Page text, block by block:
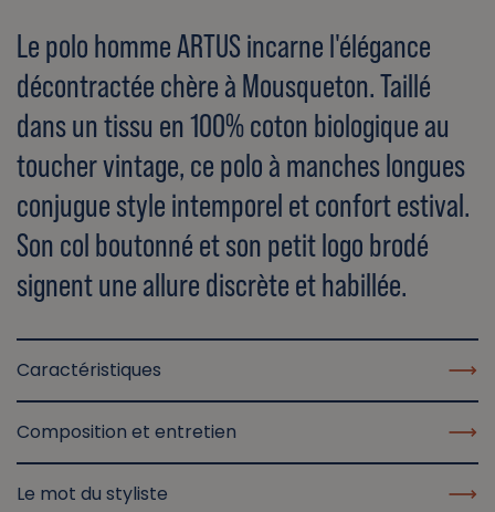
Le polo homme ARTUS incarne l'élégance
décontractée chère à Mousqueton. Taillé
dans un tissu en 100% coton biologique au
toucher vintage, ce polo à manches longues
conjugue style intemporel et confort estival.
Son col boutonné et son petit logo brodé
signent une allure discrète et habillée.
Caractéristiques
Composition et entretien
Le mot du styliste